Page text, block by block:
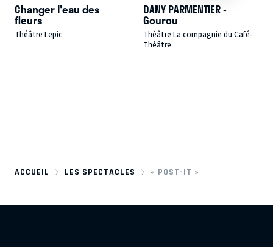
Changer l'eau des
fleurs
Théâtre Lepic
DANY PARMENTIER -
Gourou
Théâtre La compagnie du Café-
Théâtre
ACCUEIL LES SPECTACLES « POST-IT »